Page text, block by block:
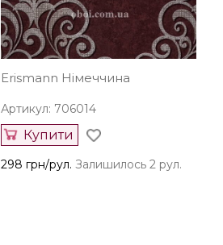
Erismann Німеччина
Артикул: 706014
Купити
298 грн/рул. Залишилось 2 рул.